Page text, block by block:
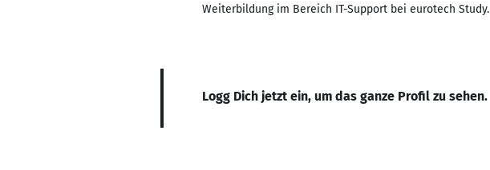
Weiterbildung im Bereich IT-Support bei eurotech Study.
Logg Dich jetzt ein, um das ganze Profil zu sehen.